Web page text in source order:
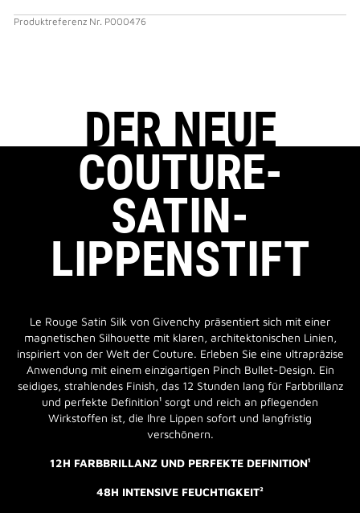
Produktreferenz Nr. P000476
DER NEUE
COUTURE-
SATIN-
LIPPENSTIFT
Le Rouge Satin Silk von Givenchy präsentiert sich mit einer
magnetischen Silhouette mit klaren, architektonischen Linien,
inspiriert von der Welt der Couture. Erleben Sie eine ultrapräzise
Anwendung mit einem einzigartigen Pinch Bullet-Design. Ein
seidiges, strahlendes Finish, das 12 Stunden lang für Farbbrillanz
und perfekte Definition¹ sorgt und reich an pflegenden
Wirkstoffen ist, die Ihre Lippen sofort und langfristig
verschönern.
12H FARBBRILLANZ UND PERFEKTE DEFINITION¹
48H INTENSIVE FEUCHTIGKEIT²